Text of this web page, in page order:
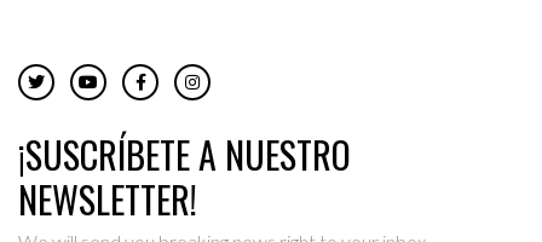
¡SUSCRÍBETE A NUESTRO
NEWSLETTER!